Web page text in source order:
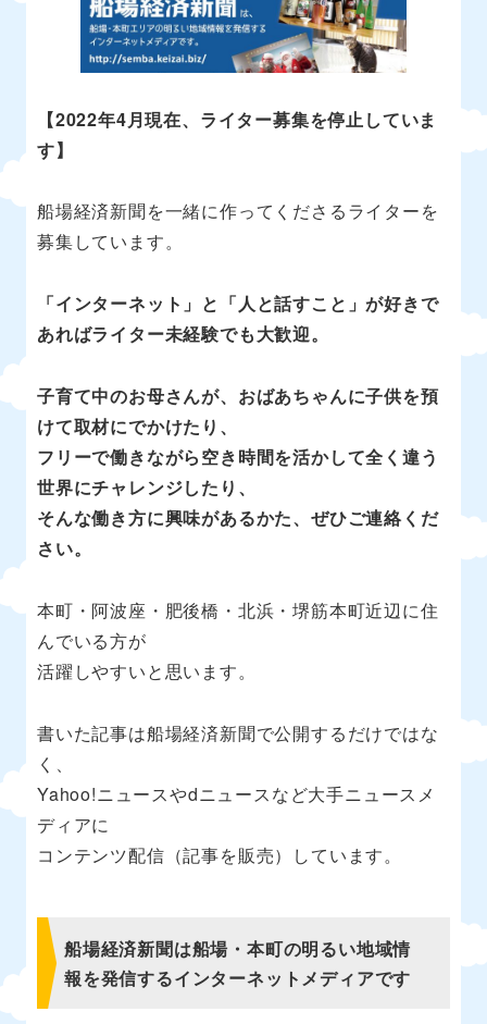
【2022年4月現在、ライター募集を停止していま
す】
船場経済新聞を一緒に作ってくださるライターを
募集しています。
「インターネット」と「人と話すこと」が好きで
あればライター未経験でも大歓迎。
子育て中のお母さんが、おばあちゃんに子供を預
けて取材にでかけたり、
フリーで働きながら空き時間を活かして全く違う
世界にチャレンジしたり、
そんな働き方に興味があるかた、ぜひご連絡くだ
さい。
本町・阿波座・肥後橋・北浜・堺筋本町近辺に住
んでいる方が
活躍しやすいと思います。
書いた記事は船場経済新聞で公開するだけではな
く、
Yahoo!ニュースやdニュースなど大手ニュースメ
ディアに
コンテンツ配信（記事を販売）しています。
船場経済新聞は船場・本町の明るい地域情
報を発信するインターネットメディアです